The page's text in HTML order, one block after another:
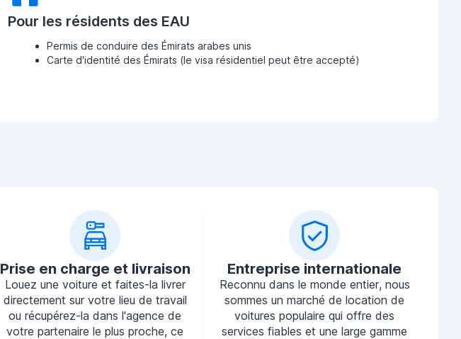
Pour les résidents des EAU
Permis de conduire des Émirats arabes unis
Carte d'identité des Émirats (le visa résidentiel peut être accepté)
Prise en charge et livraison
Louez une voiture et faites-la livrer
directement sur votre lieu de travail
ou récupérez-la dans l'agence de
votre partenaire le plus proche, ce
Entreprise internationale
Reconnu dans le monde entier, nous
sommes un marché de location de
voitures populaire qui offre des
services fiables et une large gamme